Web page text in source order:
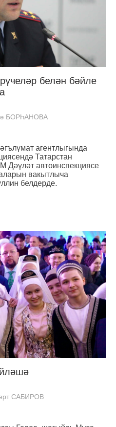
белән бәйле
БОРҺАНОВА
агентлыгында
Татарстан
Дәүләт автоинспекциясе
вакытлыча
белдерде.
САБИРОВ